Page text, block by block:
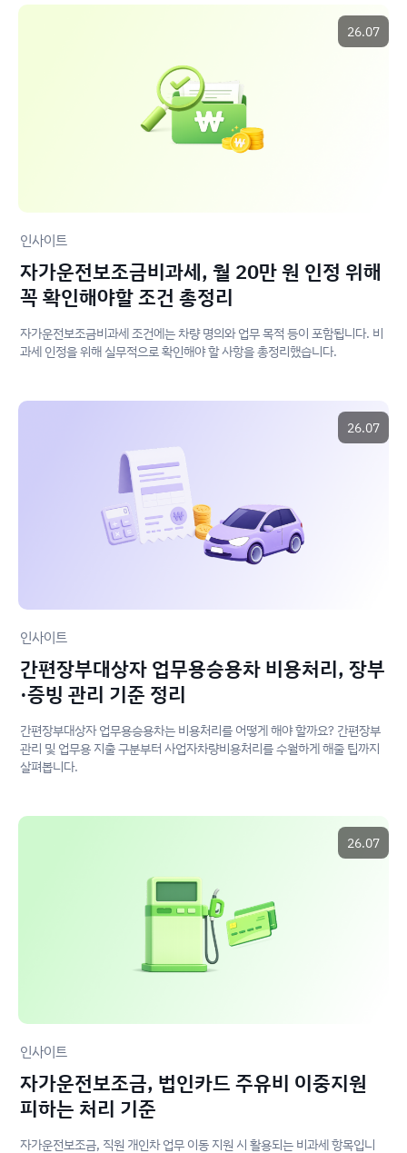
26.07
인사이트
자가운전보조금비과세, 월 20만 원 인정 위해
꼭 확인해야할 조건 총정리
자가운전보조금비과세 조건에는 차량 명의와 업무 목적 등이 포함됩니다. 비
과세 인정을 위해 실무적으로 확인해야 할 사항을 총정리했습니다.
26.07
인사이트
간편장부대상자 업무용승용차 비용처리, 장부
·증빙 관리 기준 정리
간편장부대상자 업무용승용차는 비용처리를 어떻게 해야 할까요? 간편장부
관리 및 업무용 지출 구분부터 사업자차량비용처리를 수월하게 해줄 팁까지
살펴봅니다.
26.07
인사이트
자가운전보조금, 법인카드 주유비 이중지원
피하는 처리 기준
자가운전보조금, 직원 개인차 업무 이동 지원 시 활용되는 비과세 항목입니